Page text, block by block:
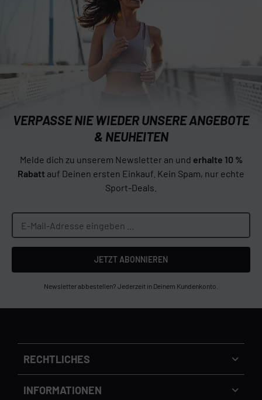
VERPASSE NIE WIEDER UNSERE ANGEBOTE
& NEUHEITEN
Melde dich zu unserem Newsletter an und erhalte 10 %
Rabatt auf Deinen ersten Einkauf. Kein Spam, nur echte
Sport-Deals.
JETZT ABONNIEREN
Newsletter abbestellen? Jederzeit in Deinem Kundenkonto.
RECHTLICHES
INFORMATIONEN